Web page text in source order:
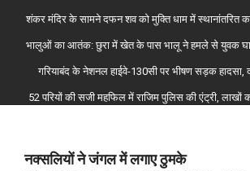
शंकर मंदिर के सामने दफन शव को मुक्ति धाम में स्थानांतरित
भालुओं का आतंक: छुरा में खेत के पास भालू ने हमले से युवक
गरियाबंद के नेशनल हाईवे-130सी पर भीषण सड़क हादसा,
52 परियों की सजी महफिल में राजिम पुलिस की एंट्री,
नक्सलियों ने जंगल में लगाए ठुमके